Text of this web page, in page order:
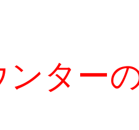
ンター